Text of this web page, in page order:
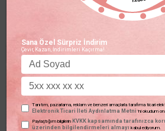
Sana Özel Sürpriz İndirim
Çevir, Kazan, İndirimleri Kaçırma!
Tanıtım, pazarlama, reklam ve benzeri amaçlarla tarafıma ticari
Elektronik Ticari İleti Aydınlatma Metni 'ni okudum
Paylaştığım bilgilerin KVKK kapsamında tarafınızca
üzerinden bilgilendirmeleri almayı kabul ediyorum.